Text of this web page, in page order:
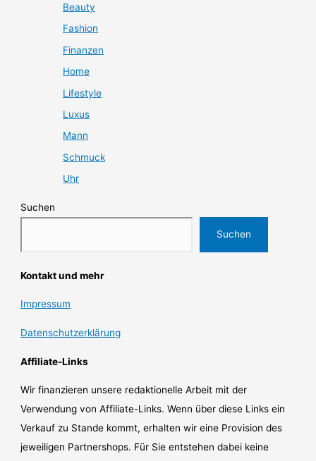
Beauty
Fashion
Finanzen
Home
Lifestyle
Luxus
Mann
Schmuck
Uhr
Suchen
Suchen
Kontakt und mehr
Impressum
Datenschutzerklärung
Affiliate-Links
Wir finanzieren unsere redaktionelle Arbeit mit der
Verwendung von Affiliate-Links. Wenn über diese Links ein
Verkauf zu Stande kommt, erhalten wir eine Provision des
jeweiligen Partnershops. Für Sie entstehen dabei keine